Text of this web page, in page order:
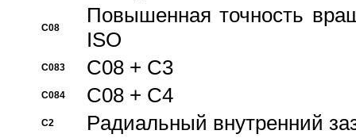
C08
Повышенная точность
ISO
C083 C08 + C3
C084 C08 + C4
C2
Pадиальный внутренний